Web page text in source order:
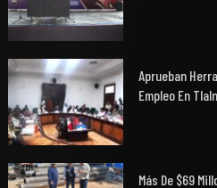
Aprueban
Empleo En
Más De $69